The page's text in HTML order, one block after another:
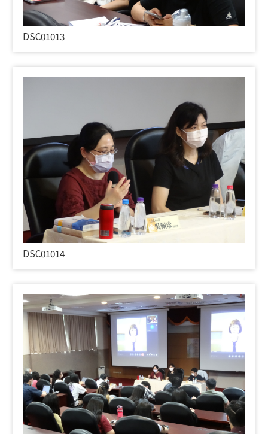
DSC01013
DSC01014